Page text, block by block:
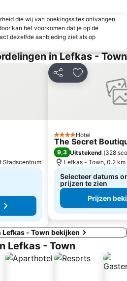
Egremnoi
die wij van boekingssites ontvangen
kan het voorkomen dat je op de
dezelfde aanbieding ziet als op
in Lefkas - Town
Stadscentrum
Delen Toevoegen
4 SterrenHotel
The Secret
9,3 Uitstekend (328
Lefkas - Town, 0.2
Selecteer datums
prijzen te zien
Prijzen
- Town bekijken
Lefkas - Town